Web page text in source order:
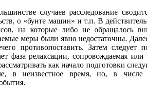
случаев расследование
о «бунте машин» и т.п. В
на которые либо не обращалось
меры были явно недостаточны.
противопоставить. Затем
фаза релаксации, сопровождаемая
как начало подготовки
в неизвестное время, но, в числе